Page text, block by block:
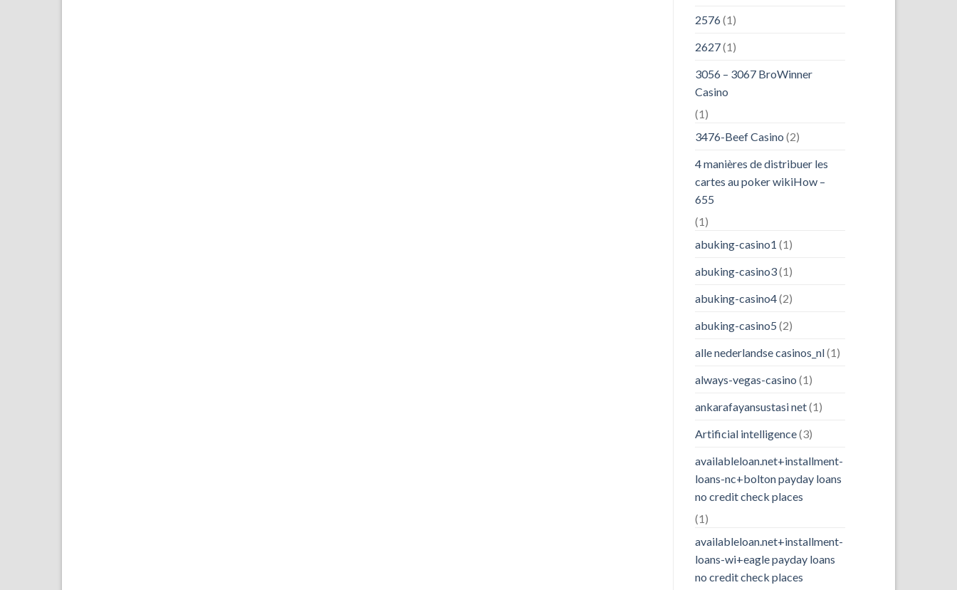
2576(1)
2627(1)
3056 – 3067 BroWinner
Casino
(1)
3476-Beef Casino (2)
4 manières de distribuer les
cartes au poker wikiHow –
655
(1)
abuking-casino1 (1)
abuking-casino3(1)
abuking-casino4(2)
abuking-casino5 (2)
alle nederlandse casinos_nl(1)
always-vegas-casino (1)
ankarafayansustasi net(1)
Artificial intelligence(3)
availableloan.net+installment-
loans-nc+bolton payday loans
no credit check places
(1)
availableloan.net+installment-
loans-wi+eagle payday loans
no credit check places